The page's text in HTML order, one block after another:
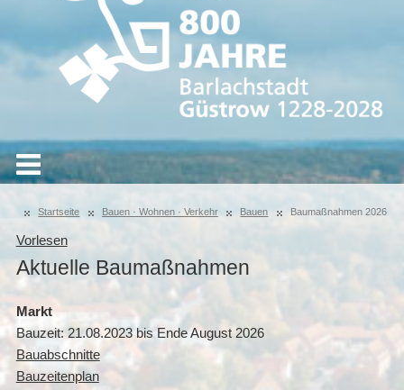
Startseite Bauen · Wohnen · Verkehr Bauen Baumaßnahmen 2026
Vorlesen
Aktuelle Baumaßnahmen
­­­­­Markt
Bauzeit: 21.08.2023 bis Ende August 2026
Bauabschnitte
Bauzeitenplan